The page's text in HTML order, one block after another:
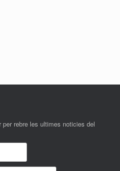
rebre les ultimes noticies del